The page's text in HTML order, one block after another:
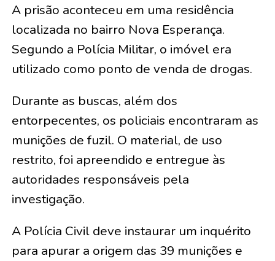
A prisão aconteceu em uma residência
localizada no bairro Nova Esperança.
Segundo a Polícia Militar, o imóvel era
utilizado como ponto de venda de drogas.
Durante as buscas, além dos
entorpecentes, os policiais encontraram as
munições de fuzil. O material, de uso
restrito, foi apreendido e entregue às
autoridades responsáveis pela
investigação.
A Polícia Civil deve instaurar um inquérito
para apurar a origem das 39 munições e